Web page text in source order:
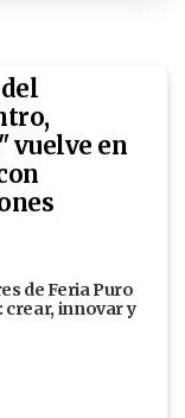
vuelve en
de Feria Puro
crear, innovar y